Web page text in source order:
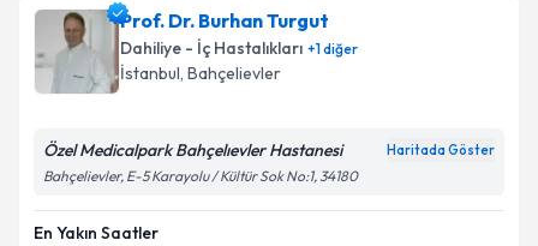
Op. Dr. Fatih Kemal Doğaniçin randevu takvimi
talebi oluşturun. Size bu uzmandan randevu almanız
için bir takvim hazırlandığında e-posta ile
bilgilendireceğiz.
Prof. Dr. Burhan Turgut
Dahiliye - İç Hastalıkları +1diğer
İstanbul, Bahçelievler
Özel Medicalpark Bahçelıevler Hastanesi Haritada Göster
Bahçelievler, E-5 Karayolu / Kültür Sok No:1, 34180
En Yakın Saatler